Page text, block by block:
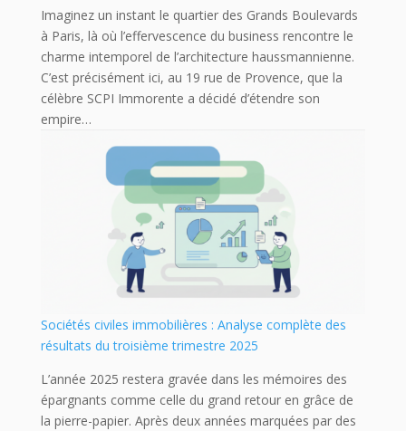
Imaginez un instant le quartier des Grands Boulevards
à Paris, là où l’effervescence du business rencontre le
charme intemporel de l’architecture haussmannienne.
C’est précisément ici, au 19 rue de Provence, que la
célèbre SCPI Immorente a décidé d’étendre son
empire…
Sociétés civiles immobilières : Analyse complète des
résultats du troisième trimestre 2025
L’année 2025 restera gravée dans les mémoires des
épargnants comme celle du grand retour en grâce de
la pierre-papier. Après deux années marquées par des